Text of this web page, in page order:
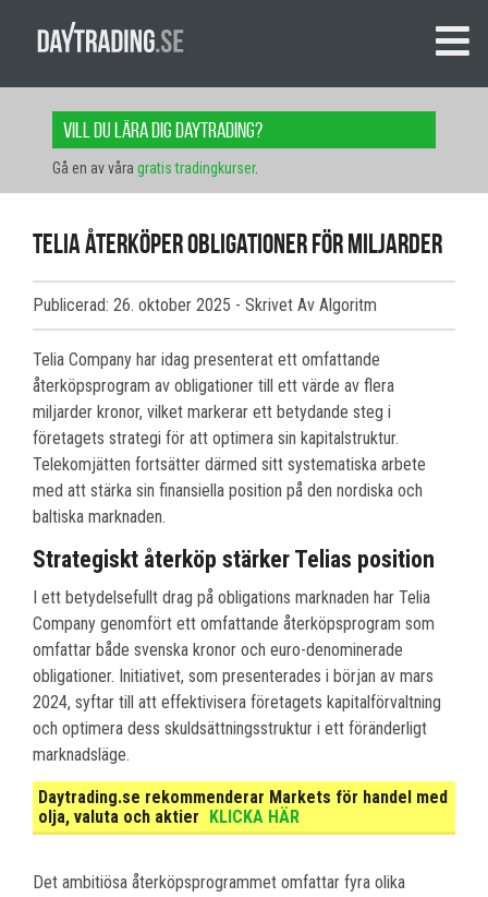
Vill du lära dig daytrading?
Gå en av våra gratis tradingkurser.
Telia återköper obligationer för miljarder
Publicerad: 26. oktober 2025 - Skrivet Av Algoritm
Telia Company har idag presenterat ett omfattande
återköpsprogram av obligationer till ett värde av flera
miljarder kronor, vilket markerar ett betydande steg i
företagets strategi för att optimera sin kapitalstruktur.
Telekomjätten fortsätter därmed sitt systematiska arbete
med att stärka sin finansiella position på den nordiska och
baltiska marknaden.
Strategiskt återköp stärker Telias position
I ett betydelsefullt drag på obligations marknaden har Telia
Company genomfört ett omfattande återköpsprogram som
omfattar både svenska kronor och euro-denominerade
obligationer. Initiativet, som presenterades i början av mars
2024, syftar till att effektivisera företagets kapitalförvaltning
och optimera dess skuldsättningsstruktur i ett föränderligt
marknadsläge.
Daytrading.se rekommenderar Markets för handel med
olja, valuta och aktier
KLICKA HÄR
Det ambitiösa återköpsprogrammet omfattar fyra olika